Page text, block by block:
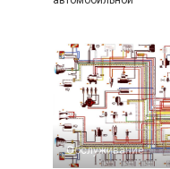
Обслуживание